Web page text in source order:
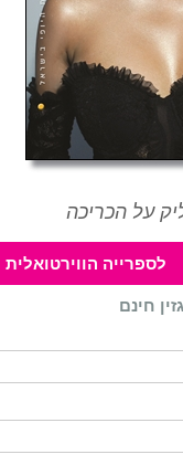
על הכריכה
לספרייה הווירטואלית
חינם